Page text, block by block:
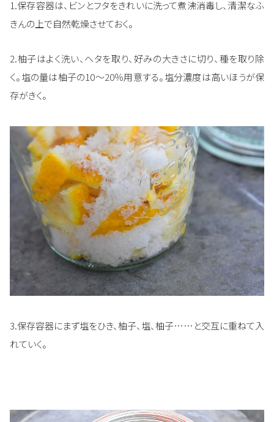
1.保存容器は、ビンとフタをきれいに洗って煮沸消毒し、清潔なふ
きんの上で自然乾燥させておく。
2.柚子はよく洗い、ヘタを取り、好みの大きさに切り、種を取り除
く。塩の量は柚子の10～20％用意する。塩分濃度は高いほうが保
存がきく。
3.保存容器にまず塩をひき、柚子、塩、柚子……と交互に重ねて入
れていく。